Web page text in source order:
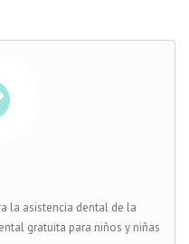
la asistencia dental de la
gratuita para niños y niñas